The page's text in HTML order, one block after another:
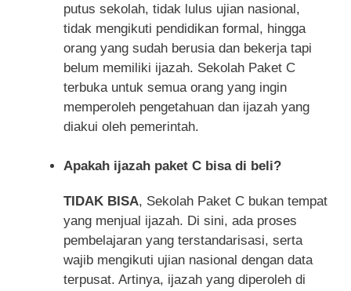
putus sekolah, tidak lulus ujian nasional,
tidak mengikuti pendidikan formal, hingga
orang yang sudah berusia dan bekerja tapi
belum memiliki ijazah. Sekolah Paket C
terbuka untuk semua orang yang ingin
memperoleh pengetahuan dan ijazah yang
diakui oleh pemerintah.
Apakah ijazah paket C bisa di beli?
TIDAK BISA, Sekolah Paket C bukan tempat
yang menjual ijazah. Di sini, ada proses
pembelajaran yang terstandarisasi, serta
wajib mengikuti ujian nasional dengan data
terpusat. Artinya, ijazah yang diperoleh di